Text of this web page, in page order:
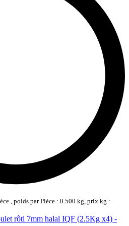
, poids par Pièce : 0.500 kg, prix kg :